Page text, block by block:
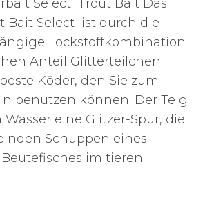
Select Trout Bait Das
Bait Select ist durch die
Lockstoffkombination
Anteil Glitterteilchen
Köder, den Sie zum
benutzen können! Der Teig
eine Glitzer-Spur, die
Schuppen eines
imitieren.